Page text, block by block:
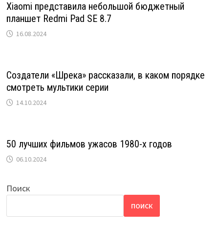
Xiaomi представила небольшой бюджетный
планшет Redmi Pad SE 8.7
16.08.2024
Создатели «Шрека» рассказали, в каком порядке
смотреть мультики серии
14.10.2024
50 лучших фильмов ужасов 1980-х годов
06.10.2024
Поиск
ПОИСК